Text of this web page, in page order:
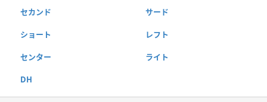
セカンド サード
ショート レフト
センター ライト
DH